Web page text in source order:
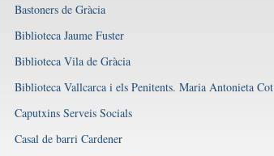
Bastoners de Gràcia
Biblioteca Jaume Fuster
Biblioteca Vila de Gràcia
Biblioteca Vallcarca i els Penitents. Maria Antonieta Cot
Caputxins Serveis Socials
Casal de barri Cardener